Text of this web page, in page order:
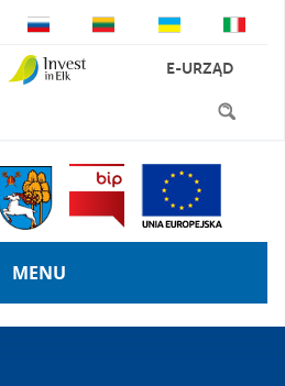
E-URZĄD
MENU